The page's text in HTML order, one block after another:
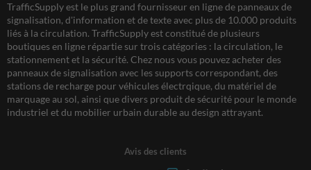
TrafficSupply est le plus grand fournisseur en ligne de panneaux de
signalisation, d'information et de texte avec plus de 10.000 produits
liés à la circulation. TrafficSupply est constitué de plusieurs
boutiques en ligne répartie sur trois catégories : la circulation, le
stationnement et la sécurité. Chez nous vous pouvez acheter des
panneaux de signalisation avec les supports correspondant, des
stations de recharge pour véhicules électrqique, du matériel de
marquage au sol, ainsi que divers produit de sécurité pour le monde
industriel et du mobilier urbain durable au design attrayant.
Avis des clients